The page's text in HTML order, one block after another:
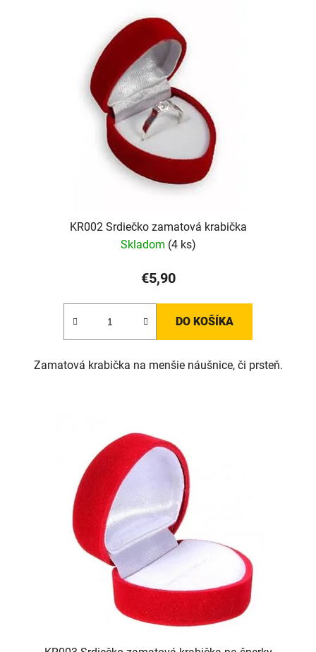
KR002 Srdiečko zamatová krabička
Skladom (4 ks)
€5,90
DO KOŠÍKA
Zamatová krabička na menšie náušnice, či prsteň.